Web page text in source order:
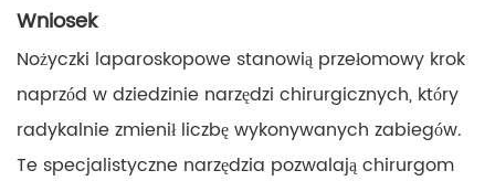
Wniosek
Nożyczki laparoskopowe stanowią przełomowy krok
naprzód w dziedzinie narzędzi chirurgicznych, który
radykalnie zmienił liczbę wykonywanych zabiegów.
Te specjalistyczne narzędzia pozwalają chirurgom